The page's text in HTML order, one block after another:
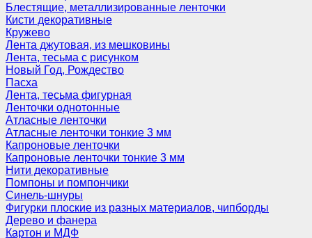
Блестящие, металлизированные ленточки
Кисти декоративные
Кружево
Лента джутовая, из мешковины
Лента, тесьма с рисунком
Новый Год, Рождество
Пасха
Лента, тесьма фигурная
Ленточки однотонные
Атласные ленточки
Атласные ленточки тонкие 3 мм
Капроновые ленточки
Капроновые ленточки тонкие 3 мм
Нити декоративные
Помпоны и помпончики
Синель-шнуры
Фигурки плоские из разных материалов, чипборды
Дерево и фанера
Картон и МДФ